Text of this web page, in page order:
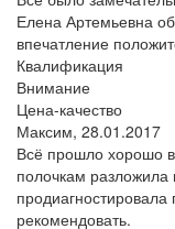
Елена Артемьевна
впечатление
Квалификация
Внимание
Цена-качество
Максим, 28.01.2017
Всё прошло хорошо
полочкам разложила
рекомендовать.